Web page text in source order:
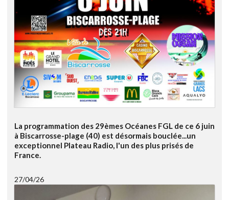
La programmation des 29èmes Océanes FGL de ce 6 juin
à Biscarrosse-plage (40) est désormais bouclée...un
exceptionnel Plateau Radio, l'un des plus prisés de
France.
27/04/26